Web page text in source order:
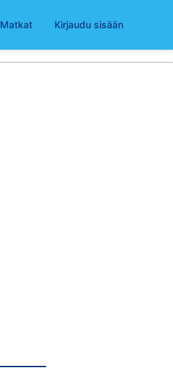
Matkat Kirjaudu sisään